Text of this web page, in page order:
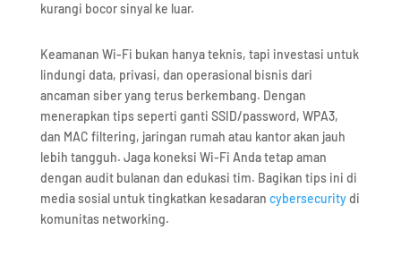
kurangi bocor sinyal ke luar.​
Keamanan Wi-Fi bukan hanya teknis, tapi investasi untuk
lindungi data, privasi, dan operasional bisnis dari
ancaman siber yang terus berkembang. Dengan
menerapkan tips seperti ganti SSID/password, WPA3,
dan MAC filtering, jaringan rumah atau kantor akan jauh
lebih tangguh. Jaga koneksi Wi-Fi Anda tetap aman
dengan audit bulanan dan edukasi tim. Bagikan tips ini di
media sosial untuk tingkatkan kesadaran cybersecuritydi
komunitas networking.